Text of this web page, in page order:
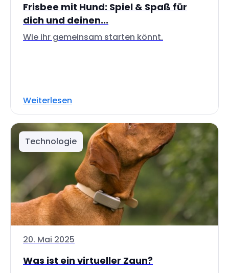
Frisbee mit Hund: Spiel & Spaß für
dich und deinen...
Wie ihr gemeinsam starten könnt.
Weiterlesen
Technologie
20. Mai 2025
Was ist ein virtueller Zaun?